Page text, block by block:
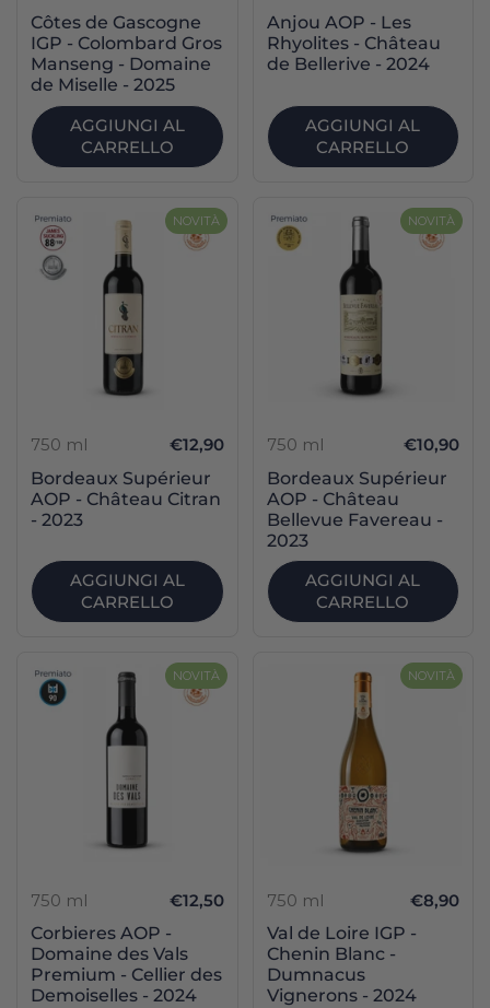
Côtes de Gascogne
IGP - Colombard Gros
Manseng - Domaine
de Miselle - 2025
AGGIUNGI AL
CARRELLO
Anjou AOP - Les
Rhyolites - Château
de Bellerive - 2024
AGGIUNGI AL
CARRELLO
750 ml
€12,90
Bordeaux Supérieur
AOP - Château Citran
- 2023
AGGIUNGI AL
CARRELLO
NOVITÀ
750 ml
€10,90
Bordeaux Supérieur
AOP - Château
Bellevue Favereau -
2023
AGGIUNGI AL
CARRELLO
NOVITÀ
750 ml
€12,50
Corbieres AOP -
Domaine des Vals
Premium - Cellier des
Demoiselles - 2024
NOVITÀ
750 ml
€8,90
Val de Loire IGP -
Chenin Blanc -
Dumnacus
Vignerons - 2024
NOVITÀ